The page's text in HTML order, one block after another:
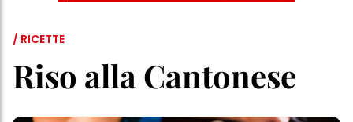
/ RICETTE
Riso alla Cantonese